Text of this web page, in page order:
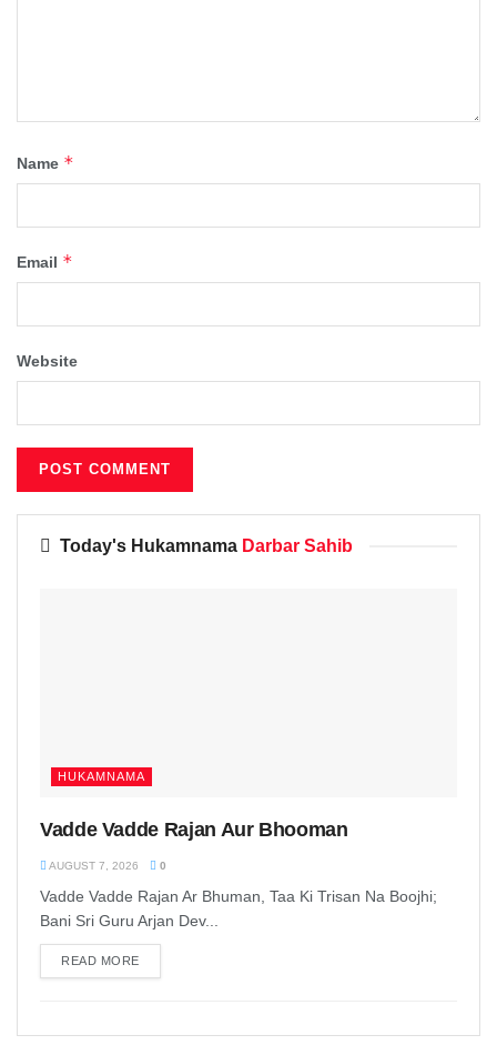
Name *
Email *
Website
Today's Hukamnama Darbar Sahib
HUKAMNAMA
Vadde Vadde Rajan Aur Bhooman
AUGUST 7, 2026 0
Vadde Vadde Rajan Ar Bhuman, Taa Ki Trisan Na Boojhi;
Bani Sri Guru Arjan Dev...
READ MORE